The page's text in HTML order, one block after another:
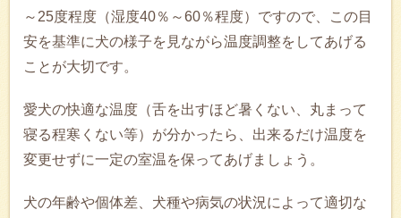
～25度程度（湿度40％～60％程度）ですので、この目
安を基準に犬の様子を見ながら温度調整をしてあげる
ことが大切です。
愛犬の快適な温度（舌を出すほど暑くない、丸まって
寝る程寒くない等）が分かったら、出来るだけ温度を
変更せずに一定の室温を保ってあげましょう。
犬の年齢や個体差、犬種や病気の状況によって適切な